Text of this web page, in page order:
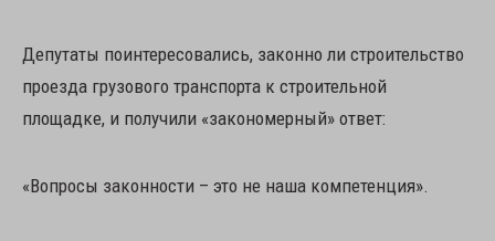
Депутаты поинтересовались, законно ли строительство
проезда грузового транспорта к строительной
площадке, и получили «закономерный» ответ:
«Вопросы законности – это не наша компетенция».